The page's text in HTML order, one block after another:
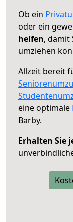
Ob ein
oder ein
helfen, damit
umziehen
Allzeit bereit
eine optimale
Barby.
Erhalten Sie